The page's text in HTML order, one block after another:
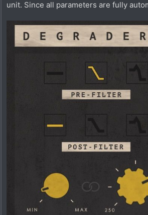
unit. Since all parameters are fully